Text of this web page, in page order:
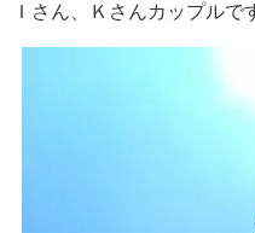
Ｉさん、Ｋさんカップルで